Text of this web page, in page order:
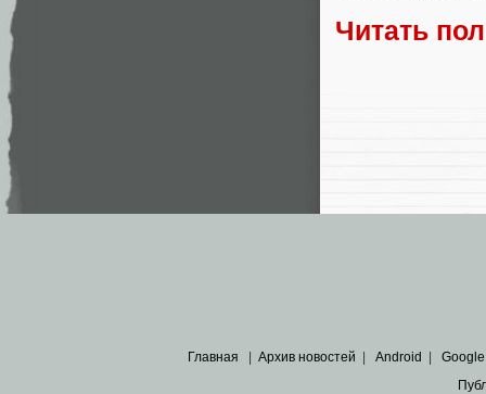
Читать
Главная | Архив новостей | Android | Google